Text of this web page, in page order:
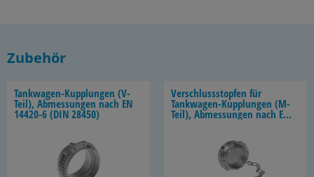
Zubehör
Tankwagen-​Kupplungen (V-​
Teil), Ab­mes­sun­gen nach EN
14420-​6 (DIN 28450)
Ver­schluss­stop­fen für
Tankwagen-​Kupplungen (M-​
Teil), Ab­mes­sun­gen nach EN